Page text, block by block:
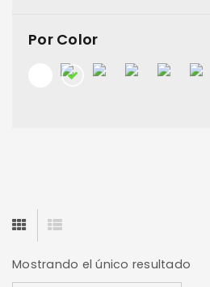
Por Color
Mostrando el único resultado